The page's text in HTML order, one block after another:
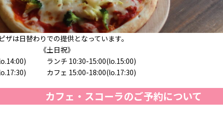
は日替わりでの提供となっています。
土日祝》
ランチ 10:30-15:00(lo.15:00)
カフェ 15:00-18:00(lo.17:30)
カフェ・スコーラのご予約について